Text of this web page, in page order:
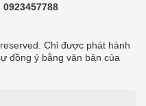
0923457788
Chỉ được phát hành
đồng ý bằng văn bản của